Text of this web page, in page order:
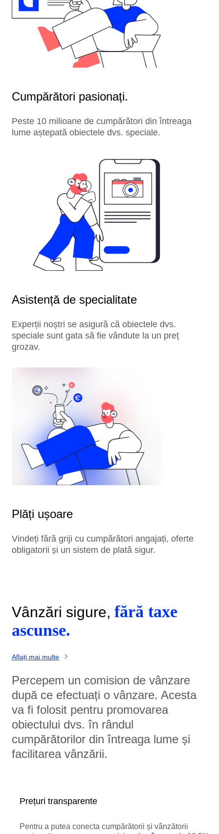
Cumpărători pasionați.
Peste 10 milioane de cumpărători din întreaga
lume aștepată obiectele dvs. speciale.
Asistență de specialitate
Experții noștri se asigură că obiectele dvs.
speciale sunt gata să fie vândute la un preț
grozav.
Plăți ușoare
Vindeți fără griji cu cumpărători angajați, oferte
obligatorii și un sistem de plată sigur.
Vânzări sigure, fără taxe
ascunse.
Aflați mai multe
Percepem un comision de vânzare
după ce efectuați o vânzare. Acesta
va fi folosit pentru promovarea
obiectului dvs. în rândul
cumpărătorilor din întreaga lume și
facilitarea vânzării.
Prețuri transparente
Pentru a putea conecta cumpărătorii și vânzătorii